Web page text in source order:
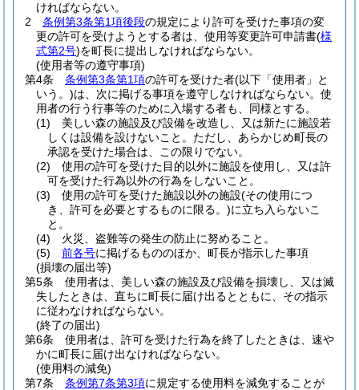
ければならない。
2
条例第3条第1項後段の規定により許可を受けた事項の変
更の許可を受けようとする者は、使用等変更許可申請書(様
式第2号)を町長に提出しなければならない。
(使用者等の遵守事項)
第4条
条例第3条第1項の許可を受けた者(以下「使用者」と
いう。)は、次に掲げる事項を遵守しなければならない。 使
用者の行う行事等のために入場する者も、同様とする。
(1)
美しい森の施設及び設備を改造し、又は新たに施設若
しくは設備を設けないこと。 ただし、あらかじめ町長の
承認を受けた場合は、この限りでない。
(2)
使用の許可を受けた目的以外に施設を使用し、又は許
可を受けた行為以外の行為をしないこと。
(3)
使用の許可を受けた施設以外の施設(その使用につ
き、許可を必要とするものに限る。)に立ち入らないこ
と。
(4)
火災、盗難等の発生の防止に努めること。
(5)
前各号に掲げるもののほか、町長が指示した事項
(損壊の届出等)
第5条
使用者は、美しい森の施設及び設備を損壊し、又は滅
失したときは、直ちに町長に届け出るとともに、その指示
に従わなければならない。
(終了の届出)
第6条
使用者は、許可を受けた行為を終了したときは、速や
かに町長に届け出なければならない。
(使用料の減免)
第7条
条例第7条第3項に規定する使用料を減免することが